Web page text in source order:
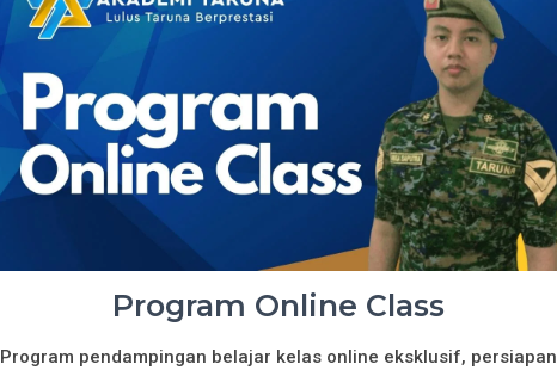
Program Online Class
Program pendampingan belajar kelas online eksklusif, persiapan